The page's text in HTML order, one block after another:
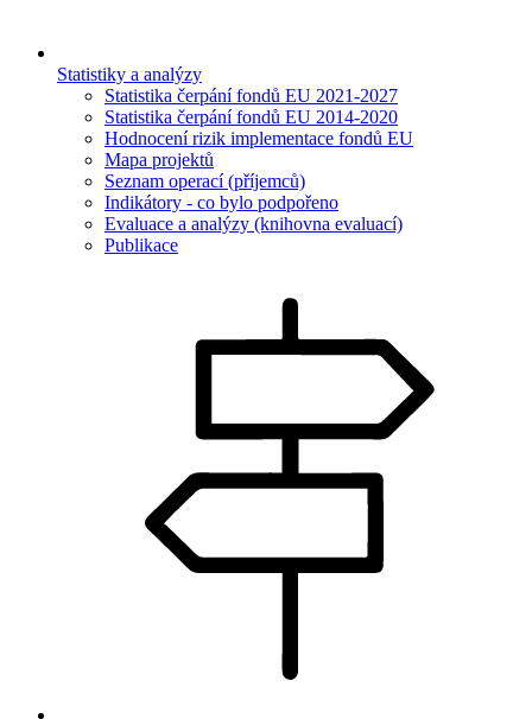
Statistiky a analýzy
Statistika čerpání fondů EU 2021-2027
Statistika čerpání fondů EU 2014-2020
Hodnocení rizik implementace fondů EU
Mapa projektů
Seznam operací (příjemců)
Indikátory - co bylo podpořeno
Evaluace a analýzy (knihovna evaluací)
Publikace